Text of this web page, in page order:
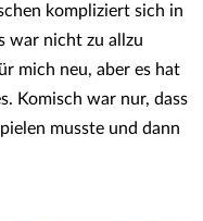
kompliziert sich in
war nicht zu allzu
mich neu, aber es hat
Komisch war nur, dass
musste und dann